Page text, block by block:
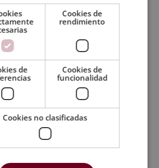
en Terapia de Pareja
El
precio
original
era:
2.380,00€.
595,00
precio
Cookies de
rendimiento
de
Cookies de
funcionalidad
Cookies no clasificadas